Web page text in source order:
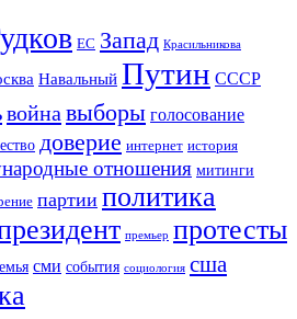
ЕС Запад Красильникова
Навальный Путин СССР
война выборы голосование
доверие интернет история
отношения митинги
партии политика
премьер протесты
сми события социология сша